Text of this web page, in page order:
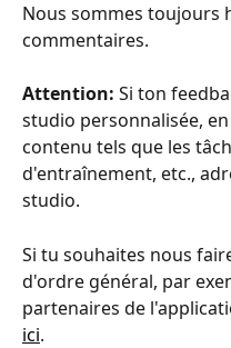
Nous sommes toujours
commentaires.
Attention: Si ton
studio personnalisée,
contenu tels que les
d'entraînement, etc.,
studio.
Si tu souhaites nous
d'ordre général, par
partenaires de
ici.